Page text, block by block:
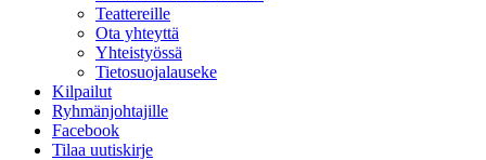
Teattereille
Ota yhteyttä
Yhteistyössä
Tietosuojalauseke
Kilpailut
Ryhmänjohtajille
Facebook
Tilaa uutiskirje